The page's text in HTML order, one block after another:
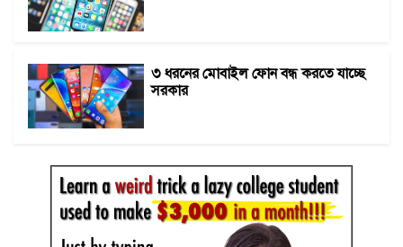
৩ ধরনের মোবাইল ফোন বন্ধ করতে যাচ্ছে
সরকার